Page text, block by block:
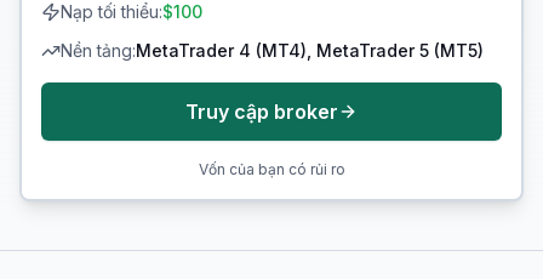
Nạp tối thiểu:$100
Nền tảng:MetaTrader 4 (MT4), MetaTrader 5 (MT5)
Truy cập broker
Vốn của bạn có rủi ro